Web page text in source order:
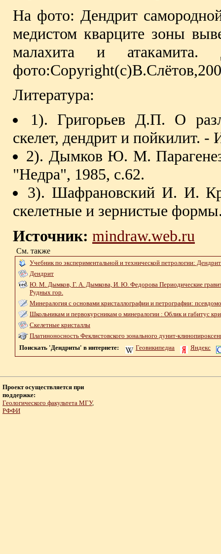
На фото: Дендрит
медистом кварците зоны
малахита и атакамита.
Литература:
1). Григорьев Д.П. О
скелет, дендрит и пойкилит. -
2). Дымков Ю. М.
"Недра", 1985, с.62.
3). Шафрановский И. И.
скелетные и зернистые
Источник: mindraw.web.ru
См. также
Учебник по экспериментальной и технической петрологии:
Дендрит
Ю. М. Дымков, Г. А. Дымкова, И. Ю. Федорова Периодические
Рудных гор.
Минералогия с основами кристаллографии и петрографии:
Школьникам и первокурсникам о минералогии : Облик и габитус
Скелетные кристаллы
Платиноносность Феклистовского зонального дунит-
Поискать 'Дендриты' в интернете:
Геовикипедиа Яндекс
Проект осуществляется при
поддержке:
Геологического факультета МГУ,
РФФИ